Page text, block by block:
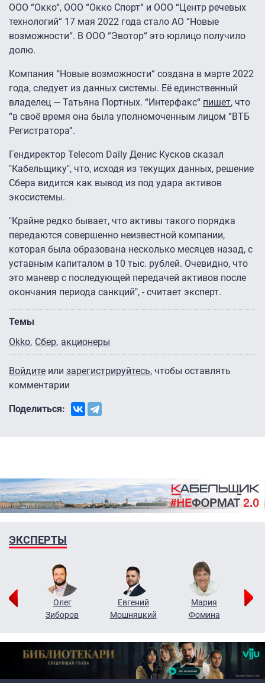
ООО “Окко“, ООО “Окко Спорт“ и ООО “Центр речевых
технологий“ 17 мая 2022 года стало АО “Новые
возможности“. В ООО “Эвотор“ это юрлицо получило
долю.
Компания “Новые возможности“ создана в марте 2022
года, следует из данных системы. Её единственный
владелец — Татьяна Портных. “Интерфакс“ пишет, что
“в своё время она была уполномоченным лицом “ВТБ
Регистратора”.
Гендиректор Telecom Daily Денис Кусков сказал
"Кабельщику", что, исходя из текущих данных, решение
Сбера видится как вывод из под удара активов
экосистемы.
"Крайне редко бывает, что активы такого порядка
передаются совершенно неизвестной компании,
которая была образована несколько месяцев назад, с
уставным капиталом в 10 тыс. рублей. Очевидно, что
это маневр с последующей передачей активов после
окончания периода санкций", - считает эксперт.
Темы
Okko Сбер акционеры
Войдите или зарегистрируйтесь, чтобы оставлять
комментарии
Поделиться:
ЭКСПЕРТЫ
Олег
Зиборов
Евгений
Мошняцкий
Мария
Фомина